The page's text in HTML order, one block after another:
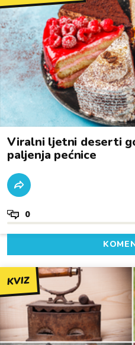
Viralni ljetni deserti
paljenja pećnice
0
KVIZ